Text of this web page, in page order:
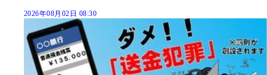
2026年08月02日 08:30